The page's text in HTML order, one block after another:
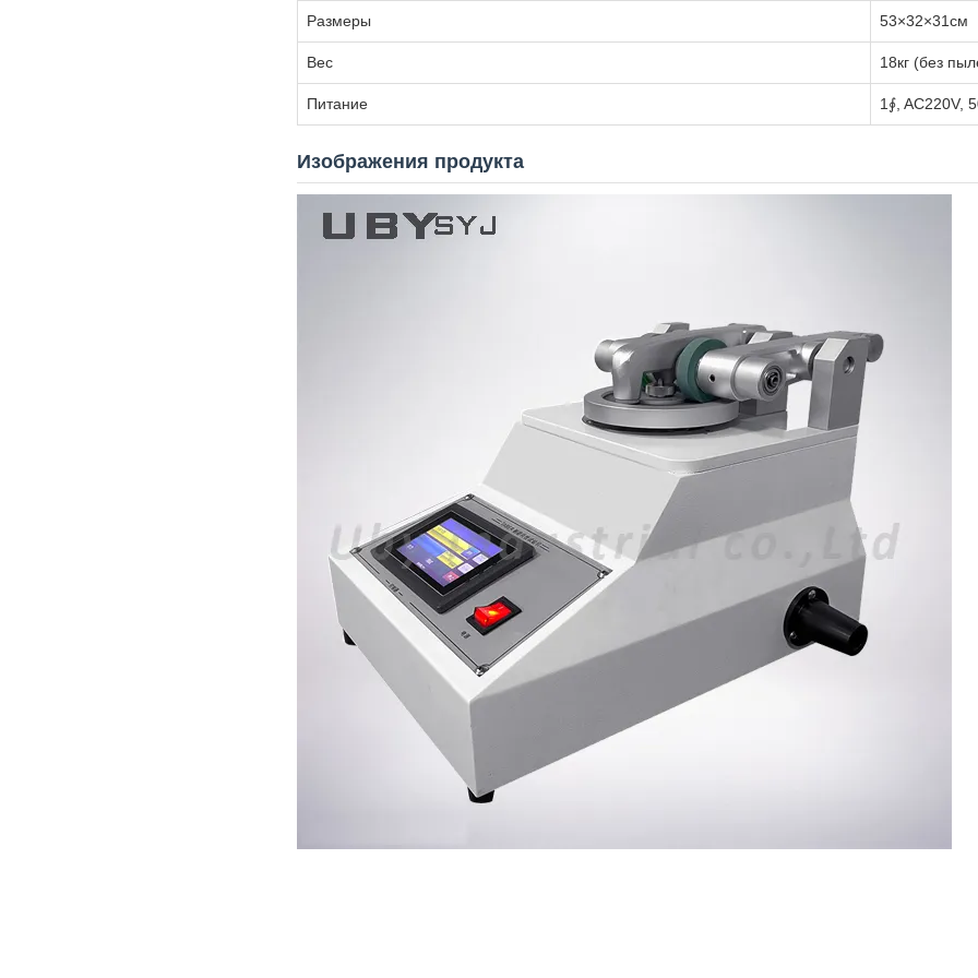
Размеры 53×32×31см
Вес 18кг (без
Питание 1∮, AC220V,
Изображения продукта